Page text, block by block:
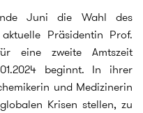
Juni die Wahl des
Präsidentin Prof.
eine zweite Amtszeit
beginnt. In ihrer
und Medizinerin
Krisen stellen, zu